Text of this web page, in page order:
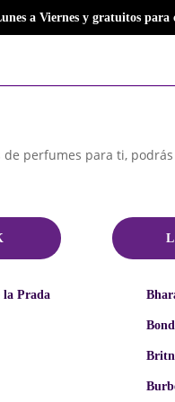
a Viernes y gratuitos para
perfumes para ti,
la Prada